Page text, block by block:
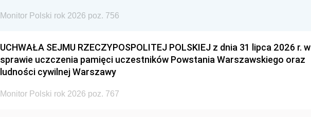
Monitor Polski rok 2026 poz. 756
UCHWAŁA SEJMU RZECZYPOSPOLITEJ POLSKIEJ z dnia 31 lipca 2026 r. w
sprawie uczczenia pamięci uczestników Powstania Warszawskiego oraz
ludności cywilnej Warszawy
Monitor Polski rok 2026 poz. 767